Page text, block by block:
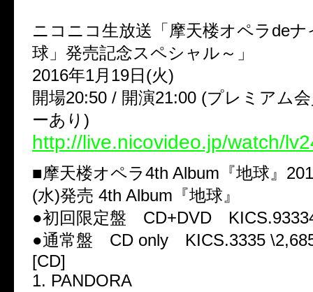
ニコニコ生放送「摩天楼オペラdeナ
球」発売記念スペシャル～」
2016年1月19日(火)
開場20:50 / 開演21:00 (プレミアム
ーあり)
http://live.nicovideo.jp/watch/
■摩天楼オペラ4th Album『地球』
(水)発売 4th Album『地球』
●初回限定盤 CD+DVD
●通常盤 CD only KICS.3335
[CD]
1. PANDORA